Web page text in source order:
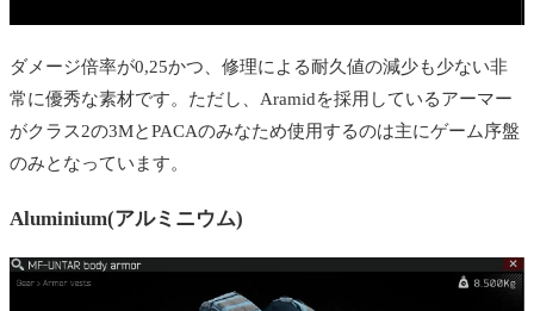
ダメージ倍率が0,25かつ、修理による耐久値の減少も少ない非
常に優秀な素材です。ただし、Aramidを採用しているアーマー
がクラス2の3MとPACAのみなため使用するのは主にゲーム序盤
のみとなっています。
Aluminium(アルミニウム)